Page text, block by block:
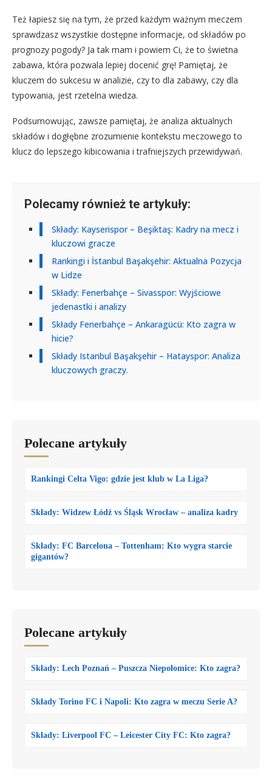
Też łapiesz się na tym, że przed każdym ważnym meczem
sprawdzasz wszystkie dostępne informacje, od składów po
prognozy pogody? Ja tak mam i powiem Ci, że to świetna
zabawa, która pozwala lepiej docenić grę! Pamiętaj, że
kluczem do sukcesu w analizie, czy to dla zabawy, czy dla
typowania, jest rzetelna wiedza.
Podsumowując, zawsze pamiętaj, że analiza aktualnych
składów i dogłębne zrozumienie kontekstu meczowego to
klucz do lepszego kibicowania i trafniejszych przewidywań.
Polecamy również te artykuły:
Składy: Kayserispor – Beşiktaş: Kadry na mecz i
kluczowi gracze
Rankingi i İstanbul Başakşehir: Aktualna Pozycja
w Lidze
Składy: Fenerbahçe – Sivasspor: Wyjściowe
jedenastki i analizy
Składy Fenerbahçe – Ankaragücü: Kto zagra w
hicie?
Składy Istanbul Başakşehir – Hatayspor: Analiza
kluczowych graczy.
Polecane artykuły
Rankingi Celta Vigo: gdzie jest klub w La Liga?
Składy: Widzew Łódź vs Śląsk Wrocław – analiza kadry
Składy: FC Barcelona – Tottenham: Kto wygra starcie
gigantów?
Polecane artykuły
Składy: Lech Poznań – Puszcza Niepołomice: Kto zagra?
Składy Torino FC i Napoli: Kto zagra w meczu Serie A?
Składy: Liverpool FC – Leicester City FC: Kto zagra?